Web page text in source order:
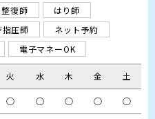
復師
はり師
圧師
ネット予約
電子マネーOK
火 水 木 金 土
○ ○ ○ ○ ○